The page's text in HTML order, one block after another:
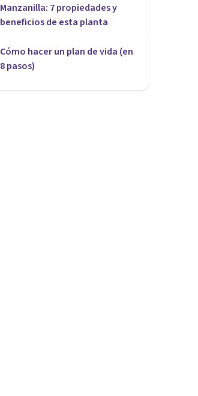
Manzanilla: 7 propiedades y
beneficios de esta planta
Cómo hacer un plan de vida (en
8 pasos)